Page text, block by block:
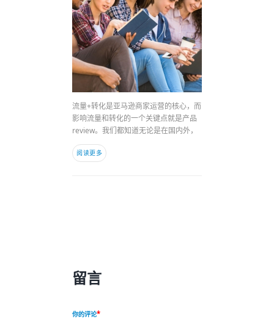
流量+转化是亚马逊商家运营的核心，而
影响流量和转化的一个关键点就是产品
review。我们都知道无论是在国内外，
阅读更多
留言
你的评论